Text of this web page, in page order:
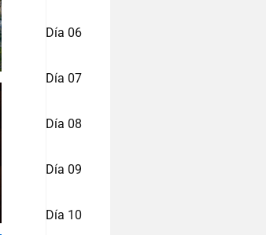
Día 06
Día 07
Día 08
Día 09
Día 10